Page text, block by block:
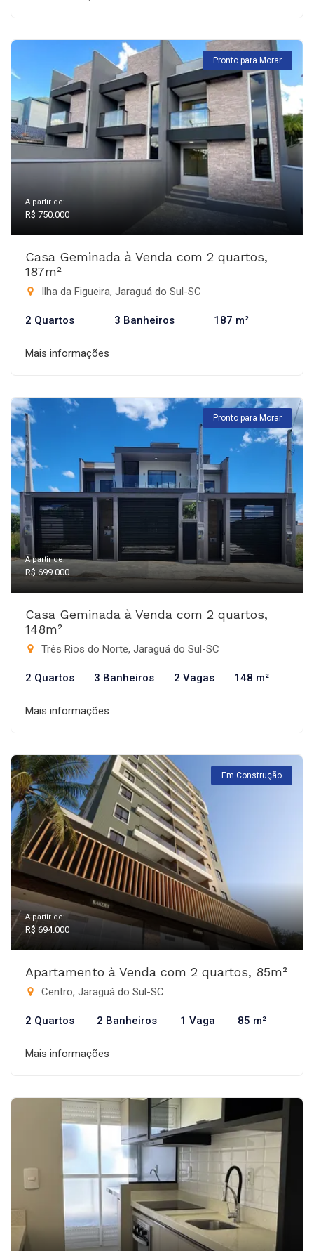
Pronto para Morar
A partir de:
R$ 750.000
Casa Geminada à Venda com 2 quartos,
187m²
Ilha da Figueira, Jaraguá do Sul-SC
2 Quartos 3 Banheiros 187 m²
Mais informações
Pronto para Morar
A partir de:
R$ 699.000
Casa Geminada à Venda com 2 quartos,
148m²
Três Rios do Norte, Jaraguá do Sul-SC
2 Quartos 3 Banheiros 2 Vagas 148 m²
Mais informações
Em Construção
A partir de:
R$ 694.000
Apartamento à Venda com 2 quartos, 85m²
Centro, Jaraguá do Sul-SC
2 Quartos 2 Banheiros 1 Vaga 85 m²
Mais informações